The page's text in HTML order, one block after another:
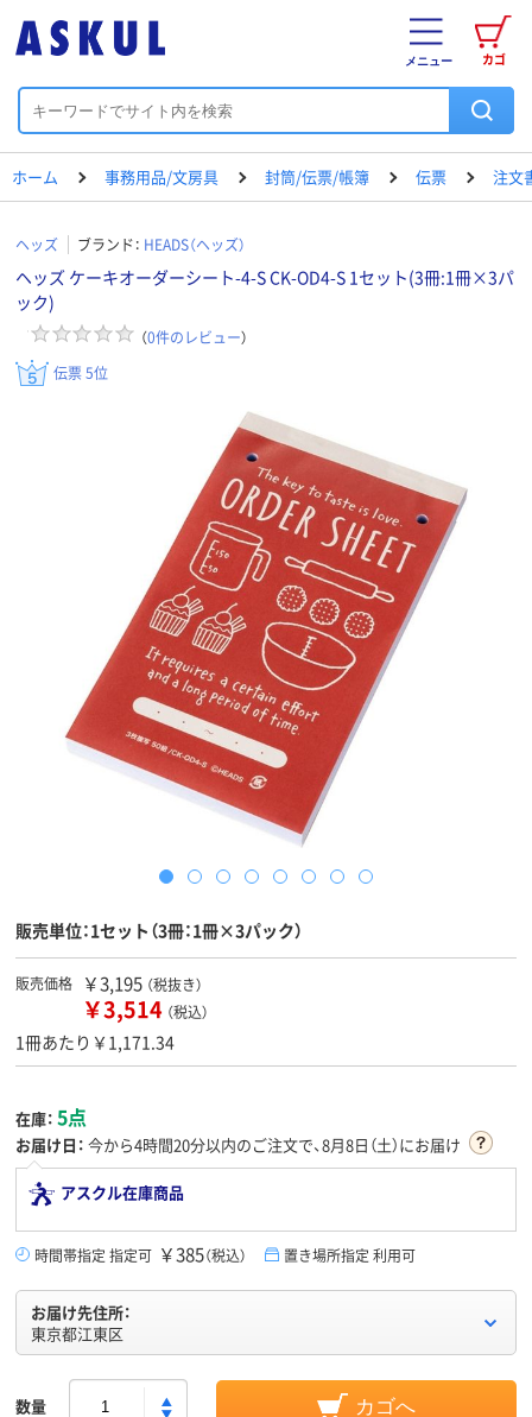
カゴ
メニュー
ホーム 事務用品/文房具 封筒/伝票/帳簿 伝票 注文
ヘッズ ブランド： HEADS（ヘッズ）
ヘッズ ケーキオーダーシート-4-S CK-OD4-S 1セット(3冊:1冊×3パ
ック)
（0件のレビュー）
伝票 5位
販売単位：1セット（3冊：1冊×3パック）
販売価格 ￥3,195 （税抜き）
￥3,514 （税込）
1冊あたり￥1,171.34
在庫： 5点
お届け日： 今から4時間20分以内のご注文で、8月8日（土）にお届け
アスクル在庫商品
時間帯指定 指定可 ￥385（税込） 置き場所指定 利用可
お届け先住所：
東京都江東区
数量 カゴへ